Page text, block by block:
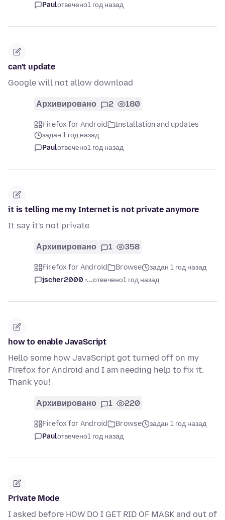
Paulотвечено1 год назад
can't update
Google will not allow download
Архивировано 2 180
Firefox for Android
Installation and updates
задан 1 год назад
Paulотвечено1 год назад
it is telling me my Internet is not private anymore
It say it's not private
Архивировано 1 358
Firefox for Android Browse
задан 1 год назад
jscher2000 -...отвечено1 год назад
how to enable JavaScript
Hello some how JavaScript got turned off on my
Firefox for Android and I am needing help to fix it.
Thank you!
Архивировано 1 220
Firefox for Android Browse
задан 1 год назад
Paulотвечено1 год назад
Private Mode
I asked before HOW DO I GET RID OF MASK and out of